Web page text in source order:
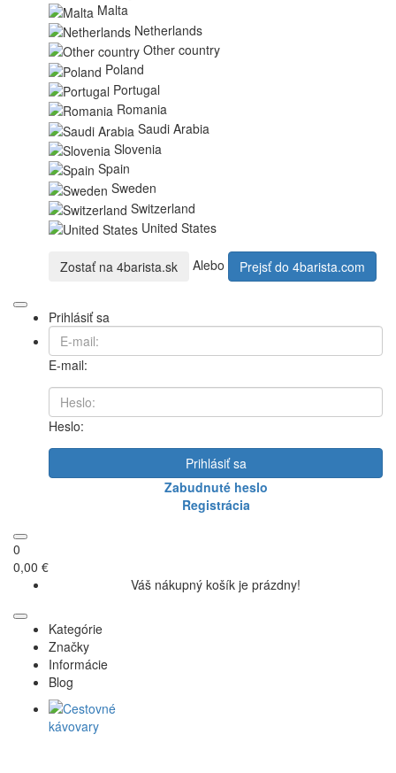
Malta
Netherlands
Other country
Poland
Portugal
Romania
Saudi Arabia
Slovenia
Spain
Sweden
Switzerland
United States
Zostať na 4barista.sk Alebo Prejsť do 4barista.com
Prihlásiť sa
E-mail:
Heslo:
Prihlásiť sa
Zabudnuté heslo
Registrácia
0
0,00 €
Váš nákupný košík je prázdny!
Kategórie
Značky
Informácie
Blog